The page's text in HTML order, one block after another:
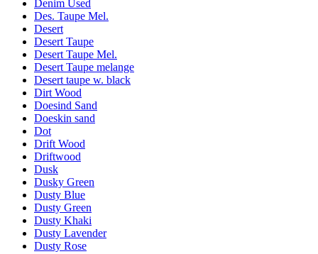
Denim Used
Des. Taupe Mel.
Desert
Desert Taupe
Desert Taupe Mel.
Desert Taupe melange
Desert taupe w. black
Dirt Wood
Doesind Sand
Doeskin sand
Dot
Drift Wood
Driftwood
Dusk
Dusky Green
Dusty Blue
Dusty Green
Dusty Khaki
Dusty Lavender
Dusty Rose